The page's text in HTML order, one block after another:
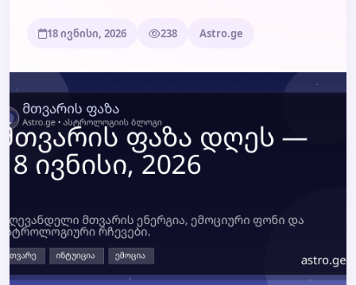
ტარო
18 ივნისი, 2026 238 Astro.ge